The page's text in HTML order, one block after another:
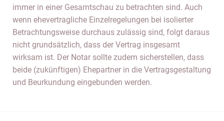
immer in einer Gesamtschau zu betrachten sind. Auch
wenn ehevertragliche Einzelregelungen bei isolierter
Betrachtungsweise durchaus zulässig sind, folgt daraus
nicht grundsätzlich, dass der Vertrag insgesamt
wirksam ist. Der Notar sollte zudem sicherstellen, dass
beide (zukünftigen) Ehepartner in die Vertragsgestaltung
und Beurkundung eingebunden werden.